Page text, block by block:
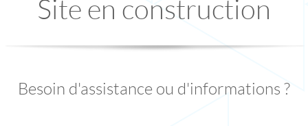
Site en construction
Besoin d'assistance ou d'informations ?